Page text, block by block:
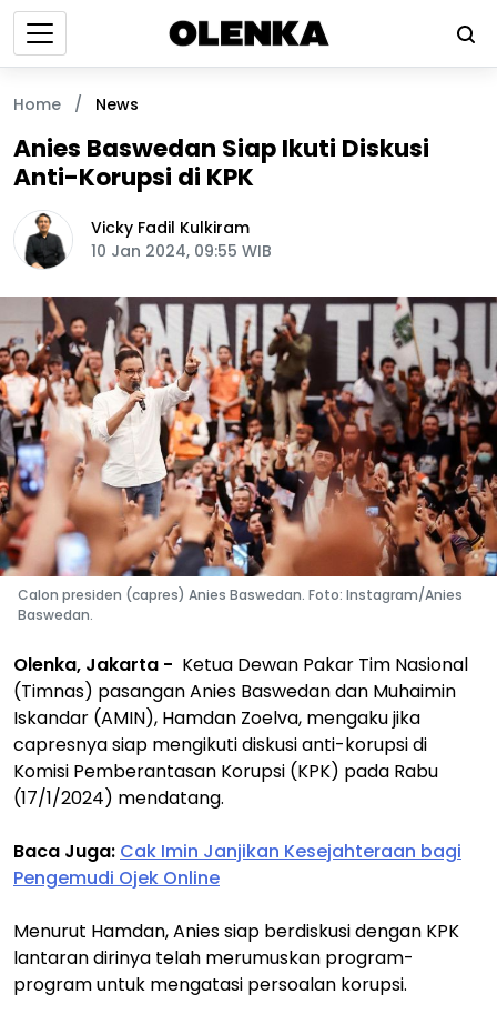
Home / News
Anies Baswedan Siap Ikuti Diskusi
Anti-Korupsi di KPK
Vicky Fadil Kulkiram
10 Jan 2024, 09:55 WIB
Calon presiden (capres) Anies Baswedan. Foto: Instagram/Anies
Baswedan.
Olenka, Jakarta - Ketua Dewan Pakar Tim Nasional
(Timnas) pasangan Anies Baswedan dan Muhaimin
Iskandar (AMIN), Hamdan Zoelva, mengaku jika
capresnya siap mengikuti diskusi anti-korupsi di
Komisi Pemberantasan Korupsi (KPK) pada Rabu
(17/1/2024) mendatang.
Baca Juga: Cak Imin Janjikan Kesejahteraan bagi
Pengemudi Ojek Online
Menurut Hamdan, Anies siap berdiskusi dengan KPK
lantaran dirinya telah merumuskan program-
program untuk mengatasi persoalan korupsi.